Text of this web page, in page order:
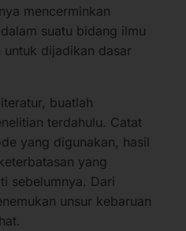
mencerminkan
suatu bidang ilmu
dijadikan dasar
buatlah
terdahulu. Catat
yang digunakan, hasil
yang
sebelumnya. Dari
unsur kebaruan